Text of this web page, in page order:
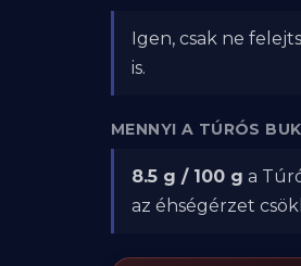
Igen, csak ne
is.
MENNYI A TÚRÓS
8.5 g / 100 g a
az éhségérzet